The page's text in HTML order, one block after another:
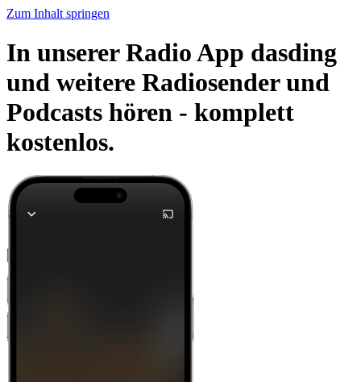
Zum Inhalt springen
In unserer Radio App dasding
und weitere Radiosender und
Podcasts hören - komplett
kostenlos.